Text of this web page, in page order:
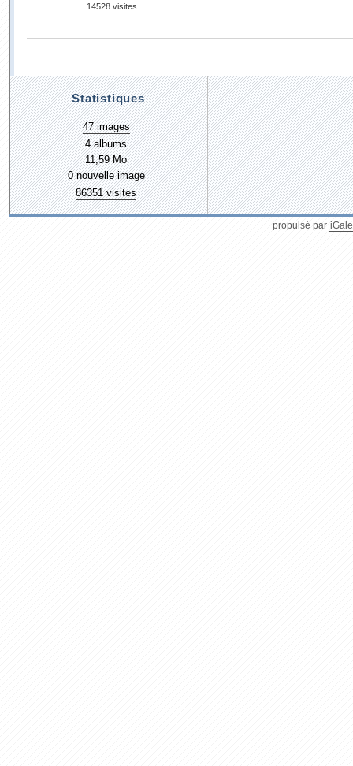
14528 visites
Statistiques
47 images
4 albums
11,59 Mo
0 nouvelle image
86351 visites
propulsé par